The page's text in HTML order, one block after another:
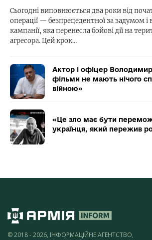
Сьогодні виповнюється два роки від
операції — безпрецедентної за задумом
кампанії, яка перенесла бойові дії на
агресора. Цей крок…
Актор і офіцер
фільми не мають нічого
війною»
«Це зло має бути
українця, який пережив
© 2018 - 2026, ІНФОРМАЦІЙНЕ АГЕНТСТВО,